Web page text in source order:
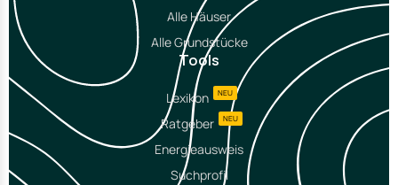
Alle Häuser
Alle Grundstücke
Tools
Lexikon NEU
Ratgeber NEU
Energieausweis
Suchprofil